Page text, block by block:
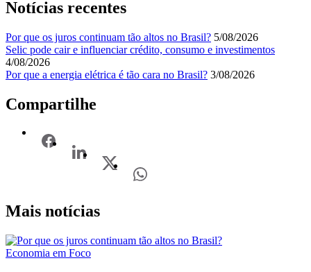
Notícias recentes
Por que os juros continuam tão altos no Brasil? 5/08/2026
Selic pode cair e influenciar crédito, consumo e investimentos
4/08/2026
Por que a energia elétrica é tão cara no Brasil? 3/08/2026
Compartilhe
Mais notícias
Economia em Foco